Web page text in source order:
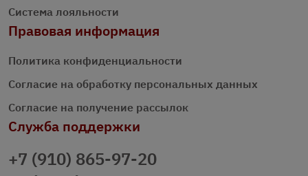
Система лояльности
Правовая информация
Политика конфиденциальности
Согласие на обработку персональных данных
Согласие на получение рассылок
Служба поддержки
+7 (910) 865-97-20